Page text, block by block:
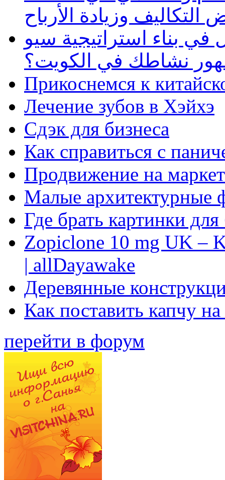
وزيادة الأرباح
بناء استراتيجية سيو
نشاطك في الكويت؟
Прикоснемся к
Лечение зубов в Хэйхэ
Сдэк для бизнеса
Как справиться с
Продвижение на
Малые архитектурные
Где брать картинки
Zopiclone 10 mg UK –
| allDayawake
Деревянные
Как поставить капчу
перейти в форум